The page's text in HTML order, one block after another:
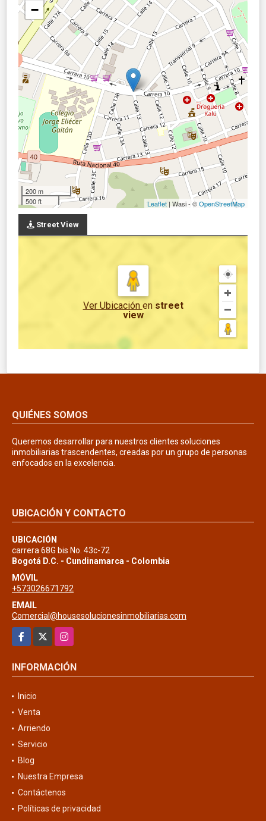
−
200 m
500 ft
Leaflet | Wasi - ©OpenStreetMap
Street View
Ver Ubicación en street
view
QUIÉNES SOMOS
Queremos desarrollar para nuestros clientes soluciones
inmobiliarias trascendentes, creadas por un grupo de personas
enfocados en la excelencia.
UBICACIÓN Y CONTACTO
UBICACIÓN
carrera 68G bis No. 43c-72
Bogotá D.C. - Cundinamarca - Colombia
MÓVIL
+573026671792
EMAIL
Comercial@housesolucionesinmobiliarias.com
Facebook
Instagram
INFORMACIÓN
Inicio
Venta
Arriendo
Servicio
Blog
Nuestra Empresa
Contáctenos
Políticas de privacidad